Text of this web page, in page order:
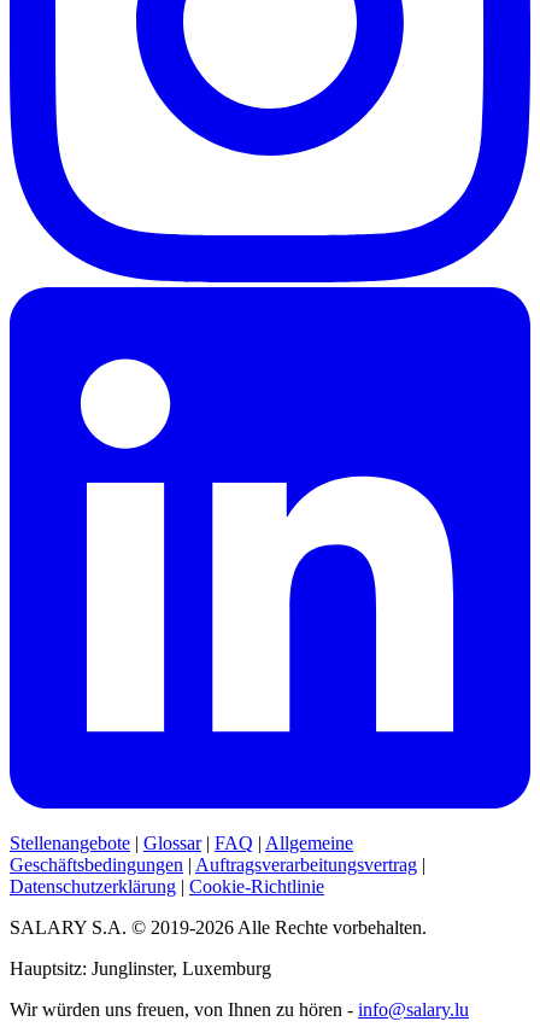
Stellenangebote | Glossar| FAQ | Allgemeine
Geschäftsbedingungen | Auftragsverarbeitungsvertrag |
Datenschutzerklärung | Cookie-Richtlinie
SALARY S.A. © 2019-2026 Alle Rechte vorbehalten.
Hauptsitz: Junglinster, Luxemburg
Wir würden uns freuen, von Ihnen zu hören - info@salary.lu